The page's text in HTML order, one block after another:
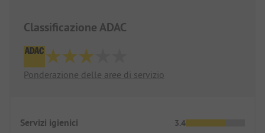
Classificazione ADAC
Ponderazione delle aree di servizio
Servizi igienici 3.4